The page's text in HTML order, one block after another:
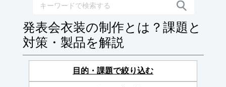
発表会衣装の制作とは？課題と
対策・製品を解説
目的・課題で絞り込む